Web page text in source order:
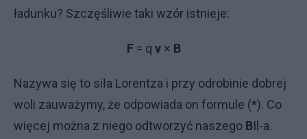
ładunku? Szczęśliwie taki wzór istnieje:
F= q v× B
Nazywa się to siła Lorentza i przy odrobinie dobrej
woli zauważymy, że odpowiada on formule (*). Co
więcej można z niego odtworzyć naszego BIl-a.